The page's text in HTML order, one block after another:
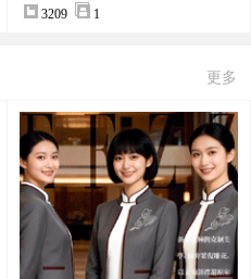
3209 1
更多